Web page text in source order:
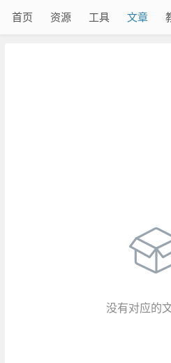
首页 资源 工具 文章
没有对应的